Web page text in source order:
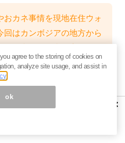
おカネ事情を現地在住ウォ
回はカンボジアの地方から
見せてもらいました（取
1USドル = 約4,100カンボジ
= 約120円 】
ルが広く通用しています
×
agree to the storing of cookies on
analyze site usage, and assist in
ok